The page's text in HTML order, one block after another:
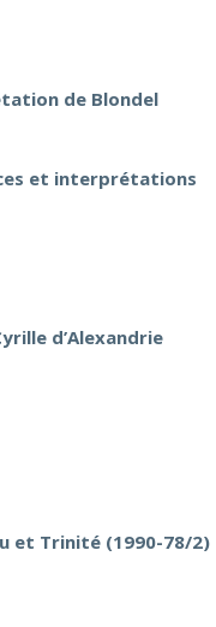
de Blondel
et interprétations
d’Alexandrie
et Trinité (1990-78/2)